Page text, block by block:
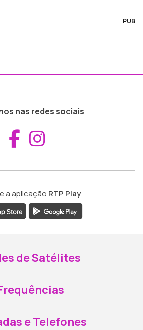
PUB
nas redes sociais
Aceder ao
a aplicação RTP Play
de Satélites
e Telefones